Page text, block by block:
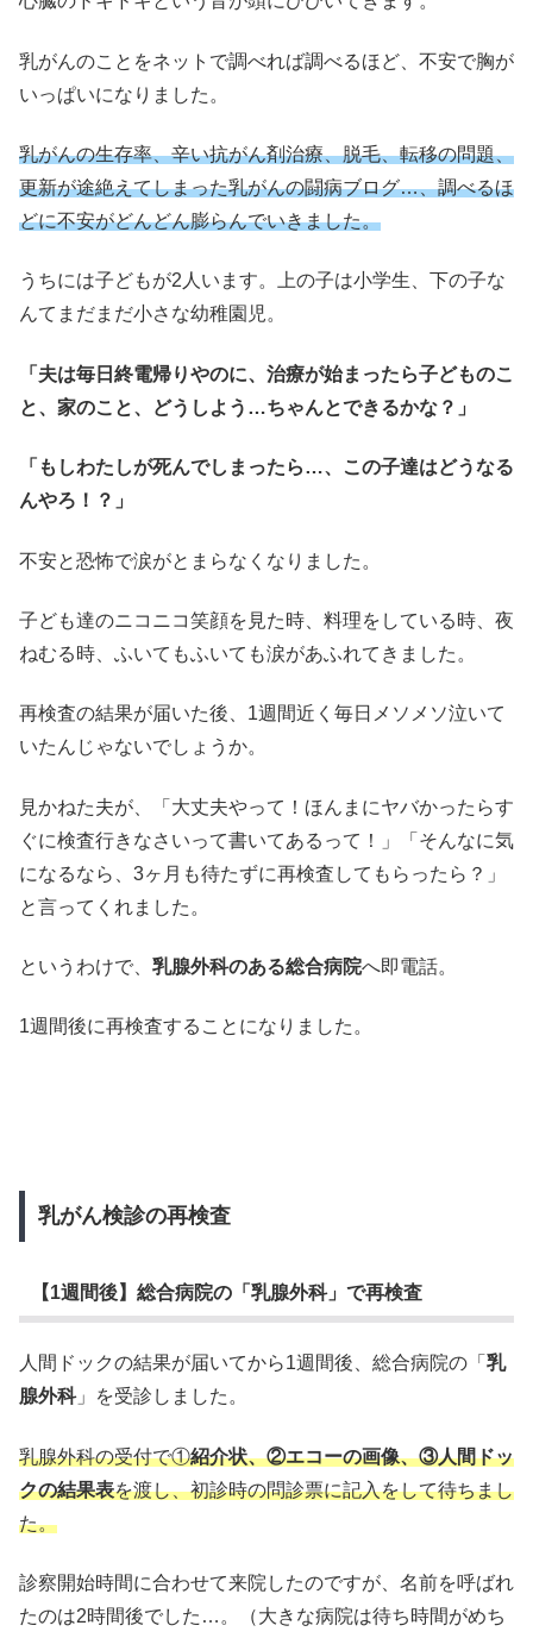
乳がんのことをネットで調べれば調べるほど、不安で胸が
いっぱいになりました。
乳がんの生存率、辛い抗がん剤治療、脱毛、転移の問題、
更新が途絶えてしまった乳がんの闘病ブログ…、調べるほ
どに不安がどんどん膨らんでいきました。
うちには子どもが2人います。上の子は小学生、下の子な
んてまだまだ小さな幼稚園児。
「夫は毎日終電帰りやのに、治療が始まったら子どものこ
と、家のこと、どうしよう…ちゃんとできるかな？」
「もしわたしが死んでしまったら…、この子達はどうなる
んやろ！？」
不安と恐怖で涙がとまらなくなりました。
子ども達のニコニコ笑顔を見た時、料理をしている時、夜
ねむる時、ふいてもふいても涙があふれてきました。
再検査の結果が届いた後、1週間近く毎日メソメソ泣いて
いたんじゃないでしょうか。
見かねた夫が、「大丈夫やって！ほんまにヤバかったらす
ぐに検査行きなさいって書いてあるって！」「そんなに気
になるなら、3ヶ月も待たずに再検査してもらったら？」
と言ってくれました。
というわけで、 乳腺外科のある総合病院へ即電話。
1週間後に再検査することになりました。
乳がん検診の再検査
【1週間後】総合病院の「乳腺外科」で再検査
人間ドックの結果が届いてから1週間後、総合病院の「 乳
腺外科」を受診しました。
乳腺外科の受付で①紹介状、②エコーの画像、③人間ドッ
クの結果表を渡し、初診時の問診票に記入をして待ちまし
た。
診察開始時間に合わせて来院したのですが、名前を呼ばれ
たのは2時間後でした…。（大きな病院は待ち時間がめち